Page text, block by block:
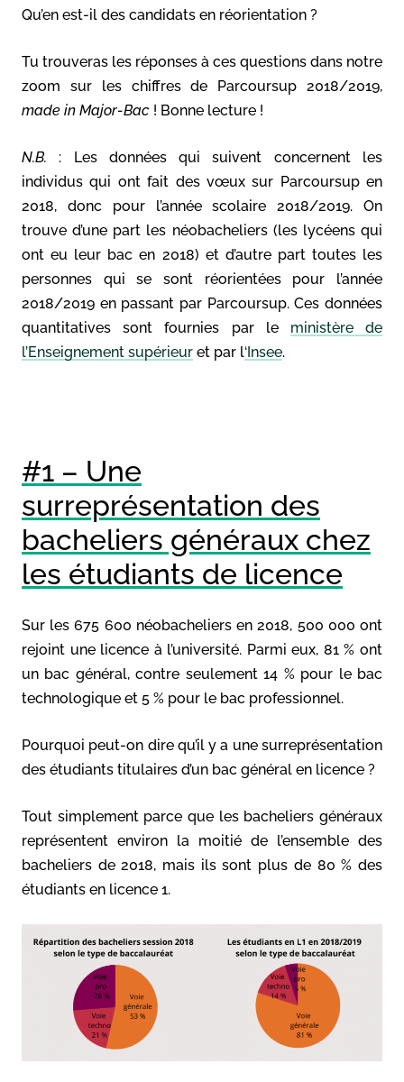
Qu’en est-il des candidats en réorientation ?
Tu trouveras les réponses à ces questions dans notre
zoom sur les chiffres de Parcoursup 2018/2019,
made in Major-Bac ! Bonne lecture !
N.B. : Les données qui suivent concernent les
individus qui ont fait des vœux sur Parcoursup en
2018, donc pour l’année scolaire 2018/2019. On
trouve d’une part les néobacheliers (les lycéens qui
ont eu leur bac en 2018) et d’autre part toutes les
personnes qui se sont réorientées pour l’année
2018/2019 en passant par Parcoursup. Ces données
quantitatives sont fournies par le ministère de
l’Enseignement supérieur et par l‘Insee.
#1 – Une
surreprésentation des
bacheliers généraux chez
les étudiants de licence
Sur les 675 600 néobacheliers en 2018, 500 000 ont
rejoint une licence à l’université. Parmi eux, 81 % ont
un bac général, contre seulement 14 % pour le bac
technologique et 5 % pour le bac professionnel.
Pourquoi peut-on dire qu’il y a une surreprésentation
des étudiants titulaires d’un bac général en licence ?
Tout simplement parce que les bacheliers généraux
représentent environ la moitié de l’ensemble des
bacheliers de 2018, mais ils sont plus de 80 % des
étudiants en licence 1.